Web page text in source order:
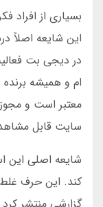
بسیاری از افراد
این شایعه
در دیجی بت
ام و همیشه
معتبر است و
سایت قابل
شایعه اصلی این